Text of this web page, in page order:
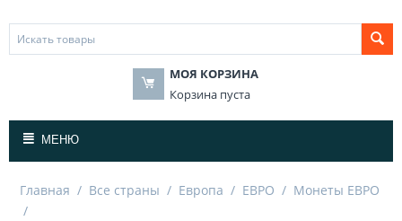
МОЯ КОРЗИНА
Корзина пуста
МЕНЮ
Главная / Все страны / Европа / ЕВРО / Монеты ЕВРО
/